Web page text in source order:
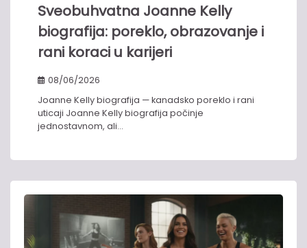
Sveobuhvatna Joanne Kelly
biografija: poreklo, obrazovanje i
rani koraci u karijeri
08/06/2026
Joanne Kelly biografija — kanadsko poreklo i rani
uticaji Joanne Kelly biografija počinje
jednostavnom, ali…